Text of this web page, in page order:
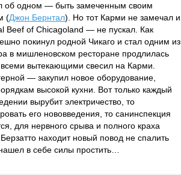
об одном — быть замеченным своим
(Джон Бернтал). Но тот Карми не замечал и
Beef of Chicagoland — не пускал. Как
покинул родной Чикаго и стал одним из
в мишленовском ресторане продлилась
вытекающими свесил на Карми.
— закупил новое оборудование,
высокой кухни. Вот только каждый
вырубит электричество, то
его нововведения, то санинспекция
для нервного срыва и полного краха
находит новый повод не спалить
в себе силы простить…